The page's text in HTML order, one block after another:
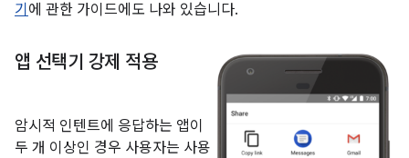
기 에 관한 가이드에도 나와 있습니다.
앱 선택기 강제 적용
암시적 인텐트에 응답하는 앱이
두 개 이상인 경우 사용자는 사용